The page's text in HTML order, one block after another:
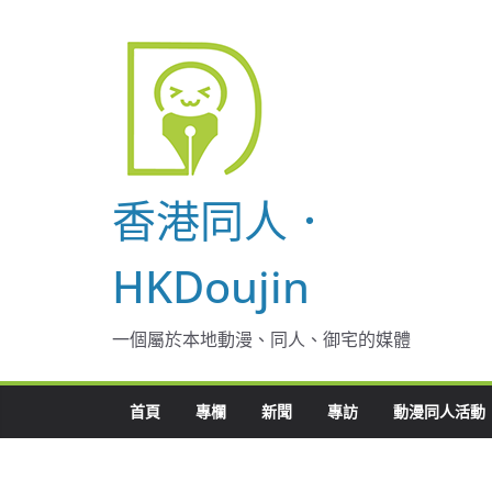
香港同人．
HKDoujin
一個屬於本地動漫、同人、御宅的媒體
首頁 專欄 新聞 專訪 動漫同人活動